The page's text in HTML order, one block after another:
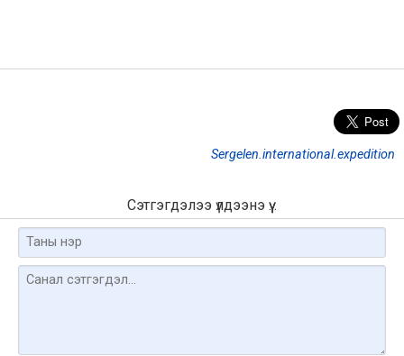
Sergelen.international.expedition
Сэтгэгдэлээ үлдээнэ үү...